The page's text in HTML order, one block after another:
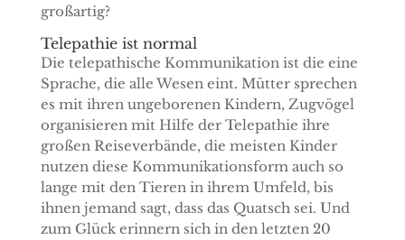
großartig?
Telepathie ist normal
Die telepathische Kommunikation ist die eine
Sprache, die alle Wesen eint. Mütter sprechen
es mit ihren ungeborenen Kindern, Zugvögel
organisieren mit Hilfe der Telepathie ihre
großen Reiseverbände, die meisten Kinder
nutzen diese Kommunikationsform auch so
lange mit den Tieren in ihrem Umfeld, bis
ihnen jemand sagt, dass das Quatsch sei. Und
zum Glück erinnern sich in den letzten 20